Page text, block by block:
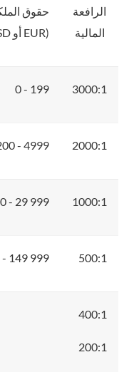
حقوق
التداول الخاص بالعميل (USD أو EUR)
الرافعة
المالية
0 - 199 3000:1
- 4999 2000:1
- 29 999 1000:1
- 149 999 500:1
400:1
200:1